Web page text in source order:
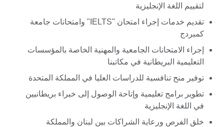
لتقييم اللغة الإنجليزية
تقديم خدمات إجراء امتحان "IELTS" وامتحانات جامعة
كمبردج
إجراء الامتحانات الجامعية والمهنية الخاصة بالمؤسسات
التعليمية البريطانية في مكاتبنا
توفير منح تنافسية للدراسات العليا في المملكة المتحدة
تطوير برامج تعليمية وإتاحة الوصول إلى خبراء بريطانيين
في اللغة الإنجليزية
خلق الفرص ورعاية الشراكات بين لبنان والمملكة